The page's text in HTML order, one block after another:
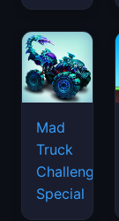
Mad
Truck
Challenge
Special